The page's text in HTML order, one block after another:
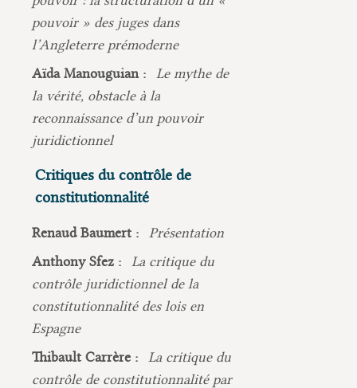
pouvoir » des juges dans
l’Angleterre prémoderne
Aïda Manouguian :
Le mythe de
la vérité, obstacle à la
reconnaissance d’un pouvoir
juridictionnel
Critiques du contrôle de
constitutionnalité
Renaud Baumert :
Présentation
Anthony Sfez :
La critique du
contrôle juridictionnel de la
constitutionnalité des lois en
Espagne
Thibault Carrère :
La critique du
contrôle de constitutionnalité par